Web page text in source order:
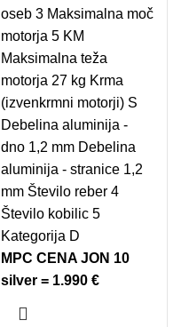
oseb 3 Maksimalna moč
motorja 5 KM
Maksimalna teža
motorja 27 kg Krma
(izvenkrmni motorji) S
Debelina aluminija -
dno 1,2 mm Debelina
aluminija - stranice 1,2
mm Število reber 4
Število kobilic 5
Kategorija D
MPC CENA JON 10
silver = 1.990 €